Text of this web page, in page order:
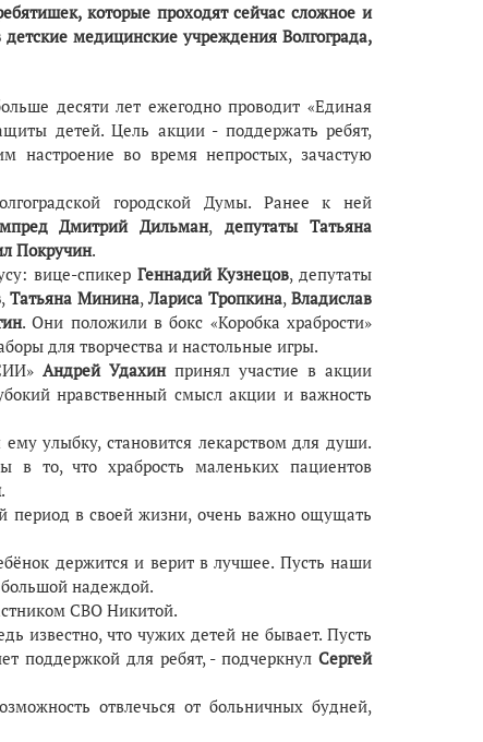
которые проходят сейчас сложное и
медицинские учреждения Волгограда,
десяти лет ежегодно проводит «Единая
детей. Цель акции - поддержать ребят,
настроение во время непростых, зачастую
городской Думы. Ранее к ней
Дмитрий Дильман, депутаты Татьяна
Покручин.
вице-спикер Геннадий Кузнецов, депутаты
,Татьяна Минина,Лариса Тропкина,Владислав
. Они положили в бокс «Коробка храбрости»
для творчества и настольные игры.
Андрей Удахинпринял участие в акции
нравственный смысл акции и важность
улыбку, становится лекарством для души.
в то, что храбрость маленьких пациентов
.
период в своей жизни, очень важно ощущать
держится и верит в лучшее. Пусть наши
надеждой.
СВО Никитой.
известно, что чужих детей не бывает. Пусть
поддержкой для ребят, - подчеркнул Сергей
отвлечься от больничных будней,